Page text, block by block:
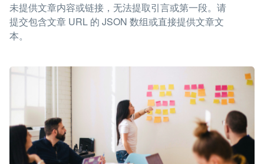
未提供文章内容或链接，无法提取引言或第一段。请
提交包含文章 URL 的 JSON 数组或直接提供文章文
本。